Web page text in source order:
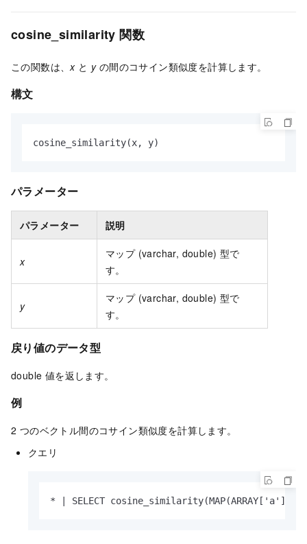
cosine_similarity 関数
この関数は、xと yの間のコサイン類似度を計算します。
構文
cosine_similarity(x, y)
パラメーター
パラメーター 説明
x
マップ (varchar, double) 型で
す。
y
マップ (varchar, double) 型で
す。
戻り値のデータ型
double 値を返します。
例
2 つのベクトル間のコサイン類似度を計算します。
クエリ
* | SELECT cosine_similarity(MAP(ARRAY['a'],